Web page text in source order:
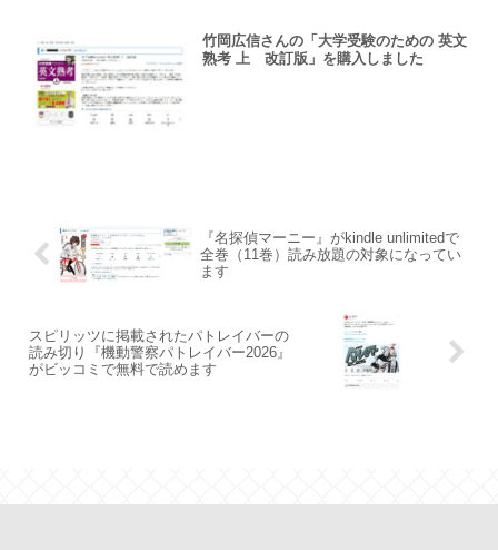
竹岡広信さんの「大学受験のための 英文
熟考 上 改訂版」を購入しました
『名探偵マーニー』がkindle unlimitedで
全巻（11巻）読み放題の対象になってい
ます
スピリッツに掲載されたパトレイバーの
読み切り『機動警察パトレイバー2026』
がビッコミで無料で読めます